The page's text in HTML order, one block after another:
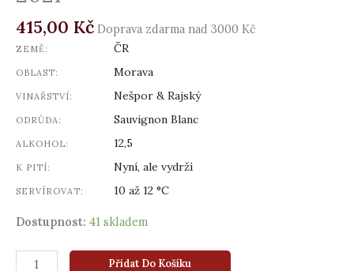
415,00 Kč Doprava zdarma nad 3000 Kč
ZEMĚ: ČR
OBLAST: Morava
VINAŘSTVÍ: Nešpor & Rajský
ODRŮDA: Sauvignon Blanc
ALKOHOL: 12,5
K PITÍ: Nyní, ale vydrží
SERVÍROVAT: 10 až 12 °C
Dostupnost: 41 skladem
Přidat Do Košíku